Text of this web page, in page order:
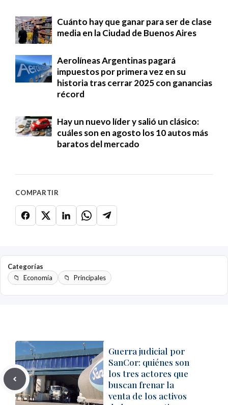
Cuánto hay que ganar para ser de clase
media en la Ciudad de Buenos Aires
Aerolíneas Argentinas pagará
impuestos por primera vez en su
historia tras cerrar 2025 con ganancias
récord
Hay un nuevo líder y salió un clásico:
cuáles son en agosto los 10 autos más
baratos del mercado
COMPARTIR
Categorías
Economía
Principales
Guerra judicial por
SanCor: quiénes son
los tres actores que
buscan frenar la
venta de los activos